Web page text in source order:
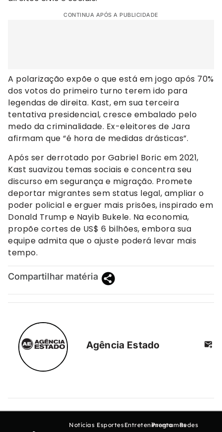
CONTINUA APÓS A PUBLICIDADE
A polarização expõe o que está em jogo após 70%
dos votos do primeiro turno terem ido para
legendas de direita. Kast, em sua terceira
tentativa presidencial, cresce embalado pelo
medo da criminalidade. Ex-eleitores de Jara
afirmam que “é hora de medidas drásticas”.
Após ser derrotado por Gabriel Boric em 2021,
Kast suavizou temas sociais e concentra seu
discurso em segurança e migração. Promete
deportar migrantes sem status legal, ampliar o
poder policial e erguer mais prisões, inspirado em
Donald Trump e Nayib Bukele. Na economia,
propõe cortes de US$ 6 bilhões, embora sua
equipe admita que o ajuste poderá levar mais
tempo.
Compartilhar matéria
Agência Estado
Notícias EsportesEntretenimento
ProgramasRedes